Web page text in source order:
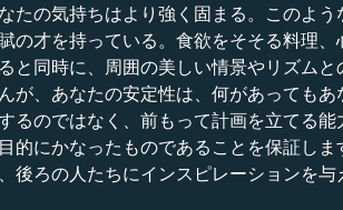
たの気持ちはより強く固まる。このよ
の才を持っている。食欲をそそる料理
と同時に、周囲の美しい情景やリズム
が、あなたの安定性は、何があっても
るのではなく、前もって計画を立てる
的にかなったものであることを保証し
後ろの人たちにインスピレーションを与